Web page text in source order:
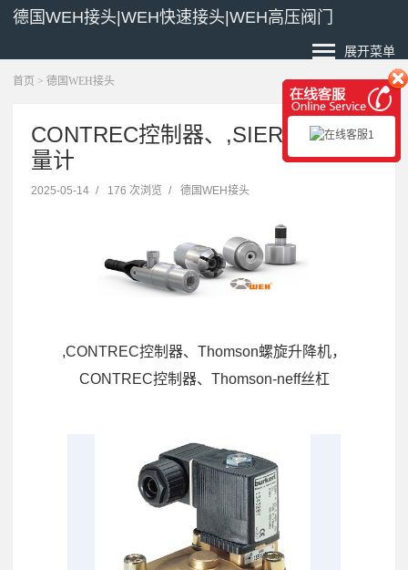
德国WEH接头|WEH快速接头|WEH高压阀门
展开菜单
首页 > 德国WEH接头
CONTREC控制器、,SIERRA，流
量计
2025-05-14 / 176 次浏览 / 德国WEH接头
,CONTREC控制器、Thomson螺旋升降机，
CONTREC控制器、Thomson-neff丝杠